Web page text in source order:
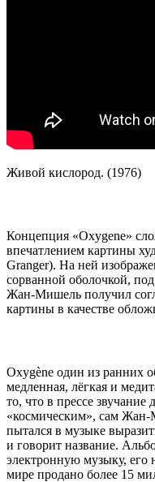
Живой кислород. (1976)
Концепция «Oxygene»
впечатлением картины
Granger). На ней
сорванной оболочкой,
Жан-Мишель получил
картины в качестве
Oxygène один из ранних
медленная, лёгкая и
то, что в прессе звучание
«космическим», сам Жан-
пытался в музыке
и говорит название.
электронную музыку,
мире продано более 15